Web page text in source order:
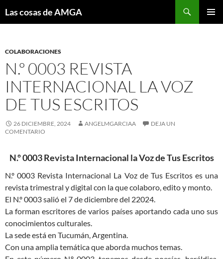
Las cosas de AMGA
COLABORACIONES
N.º 0003 REVISTA
INTERNACIONAL LA VOZ
DE TUS ESCRITOS
26 DICIEMBRE, 2024 ANGELMGARCIAA
DEJA UN
COMENTARIO
N.º 0003 Revista Internacional la Voz de Tus Escritos
N.º 0003 Revista Internacional La Voz de Tus Escritos es una
revista trimestral y digital con la que colaboro, edito y monto.
El N.º 0003 salió el 7 de diciembre del 22024.
La forman escritores de varios países aportando cada uno sus
conocimientos culturales.
La sede está en Tucumán, Argentina.
Con una amplia temática que aborda muchos temas.